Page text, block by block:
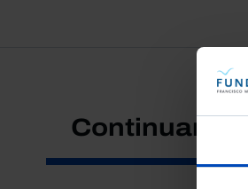
Continuar a